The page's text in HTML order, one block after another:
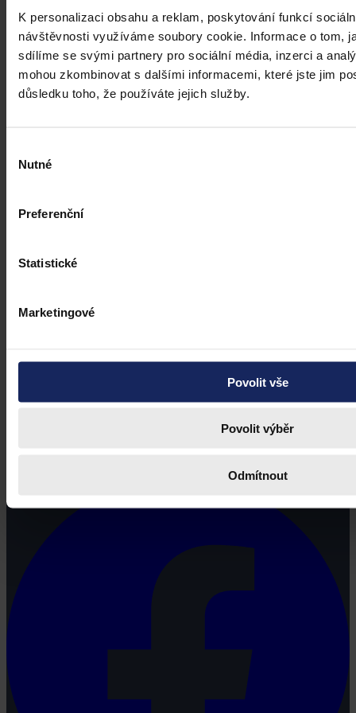
K personalizaci obsahu a reklam, poskytování funkcí
návštěvnosti využíváme soubory cookie. Informace o tom,
sdílíme se svými partnery pro sociální média, inzerci a
mohou zkombinovat s dalšími informacemi, které jste jim
důsledku toho, že používáte jejich služby.
souhlasu
Nutné
Preferenční
Statistické
Marketingové
Povolit vše
Povolit výběr
Odmítnout
Právní portál, jehož cílovou skupinou jsou nejenom právní